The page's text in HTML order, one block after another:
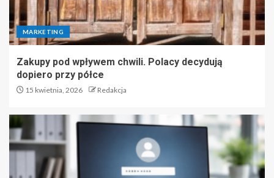
MARKETING
Zakupy pod wpływem chwili. Polacy decydują
dopiero przy półce
15 kwietnia, 2026 Redakcja